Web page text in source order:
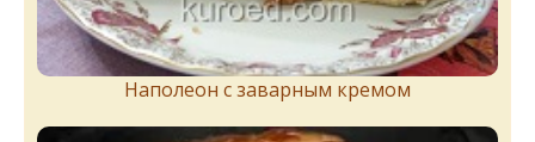
Наполеон с заварным кремом